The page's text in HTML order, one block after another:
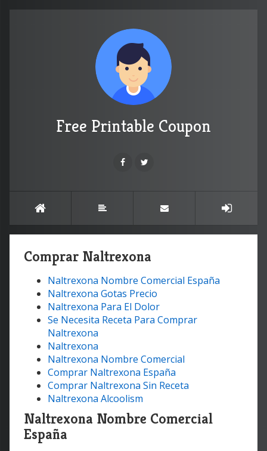
Free Printable Coupon
Comprar Naltrexona
Naltrexona Nombre Comercial España
Naltrexona Gotas Precio
Naltrexona Para El Dolor
Se Necesita Receta Para Comprar
Naltrexona
Naltrexona
Naltrexona Nombre Comercial
Comprar Naltrexona España
Comprar Naltrexona Sin Receta
Naltrexona Alcoolism
Naltrexona Nombre Comercial
España